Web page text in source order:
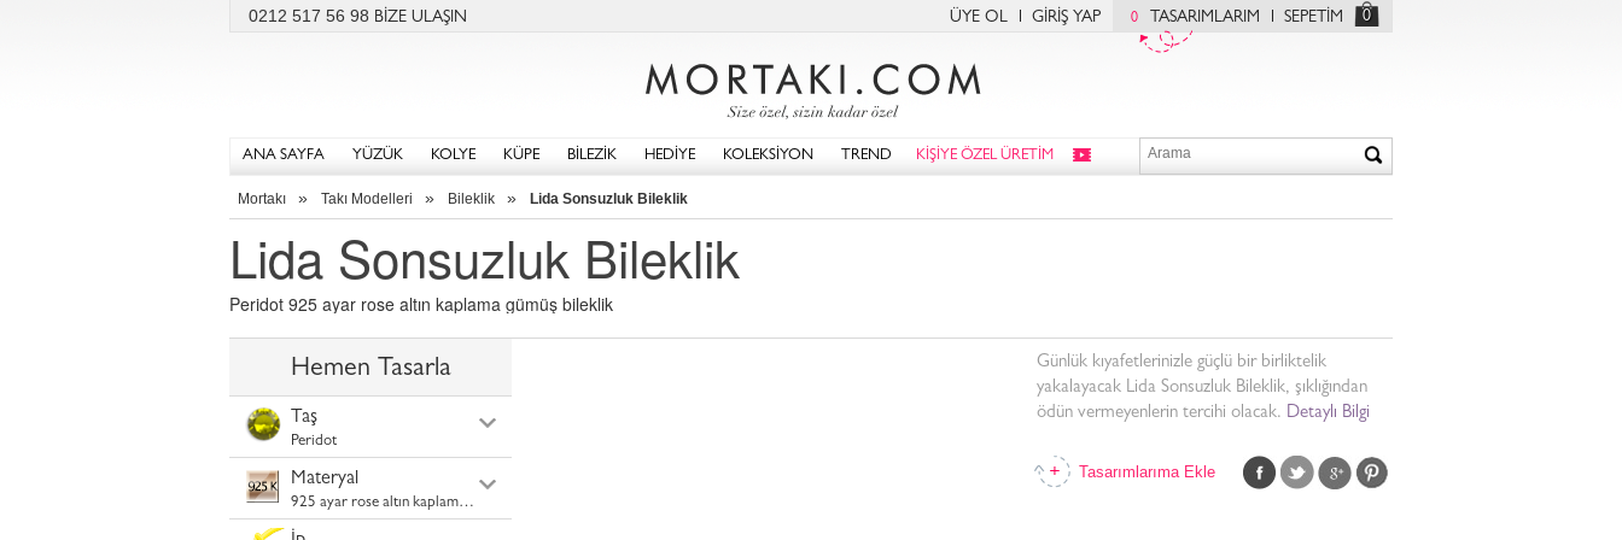
0212 517 56 98 BİZE ULAŞIN ÜYE OL GİRİŞ YAP 0 TASARIMLARIM SEPETİM 0
ANA SAYFA YÜZÜK KOLYE KÜPE BİLEZİK HEDİYE KOLEKSİYON TREND KİŞİYE ÖZEL ÜRETİM
Mortakı » Takı Modelleri » Bileklik » Lida Sonsuzluk Bileklik
Lida Sonsuzluk Bileklik
Peridot 925 ayar rose altın kaplama gümüş bileklik
Hemen Tasarla
Taş
Peridot
Materyal
925 ayar rose altın kaplama gümüş
Günlük kıyafetlerinizle güçlü bir birliktelik
yakalayacak Lida Sonsuzluk Bileklik, şıklığından
ödün vermeyenlerin tercihi olacak. Detaylı Bilgi
Tasarımlarıma Ekle